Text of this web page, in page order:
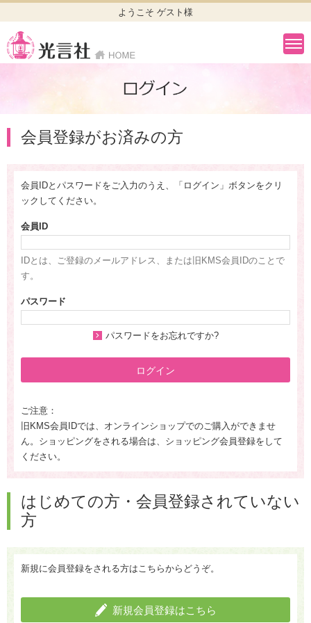
ようこそ ゲスト様
会員登録がお済みの方
会員IDとパスワードをご入力のうえ、「ログイン」ボタンをクリ
ックしてください。
会員ID
IDとは、ご登録のメールアドレス、または旧KMS会員IDのことで
す。
パスワード
パスワードをお忘れですか?
ログイン
ご注意：
旧KMS会員IDでは、オンラインショップでのご購入ができませ
ん。ショッピングをされる場合は、ショッピング会員登録をして
ください。
はじめての方・会員登録されていない
方
新規に会員登録をされる方はこちらからどうぞ。
新規会員登録はこちら